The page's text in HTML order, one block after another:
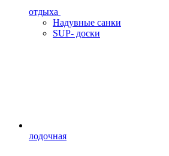
отдыха
Надувные санки
SUP- доски
лодочная